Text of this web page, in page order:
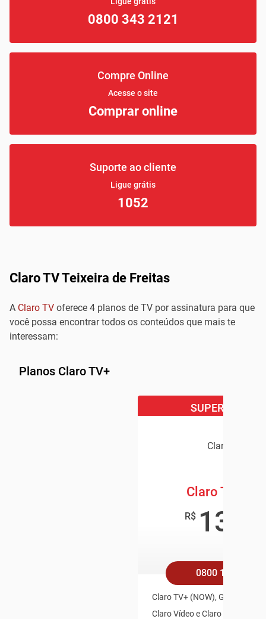
0800 343 2121
Compre Online
Acesse o site
Comprar online
Suporte ao cliente
Ligue grátis
1052
Claro TV Teixeira de Freitas
A Claro TV oferece 4 planos de TV por assinatura para que
você possa encontrar todos os conteúdos que mais te
interessam:
Planos Claro TV+
SUPER OFERTA
Claro TV+
Claro TV+
R$ 139
0800 158 4545
Claro TV+ (NOW), Globoplay,
Claro Vídeo e Claro Música